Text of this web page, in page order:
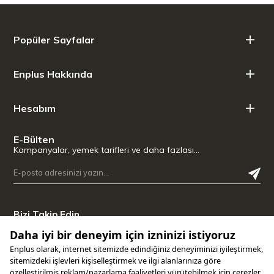
Ölçüler (G x D x Y): 61 x 79 x 224 mm
Popüler Sayfalar
Enplus Hakkında
Hesabım
E-Bülten
Kampanyalar, yemek tarifleri ve daha fazlası…
Bizi Takip Edin